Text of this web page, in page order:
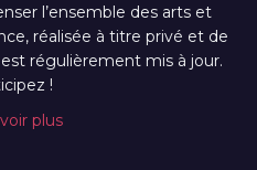
l’ensemble des arts et
réalisée à titre privé et de
régulièrement mis à jour.
!
plus